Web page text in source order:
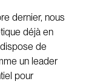
dernier, nous
déjà en
de
un leader
pour